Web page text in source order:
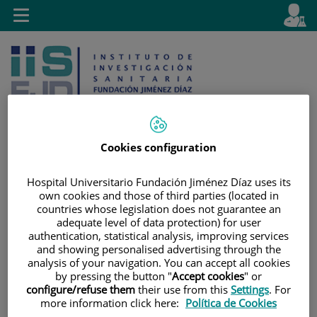
Jump to content
Language
selector
Active
en
Search
Toggle
navigation
Cookies configuration
Hospital Universitario Fundación Jiménez Díaz uses its
own cookies and those of third parties (located in
countries whose legislation does not guarantee an
adequate level of data protection) for user
authentication, statistical analysis, improving services
and showing personalised advertising through the
analysis of your navigation. You can accept all cookies
by pressing the button "Accept cookies" or
configure/refuse them their use from this Settings. For
more information click here: Política de Cookies